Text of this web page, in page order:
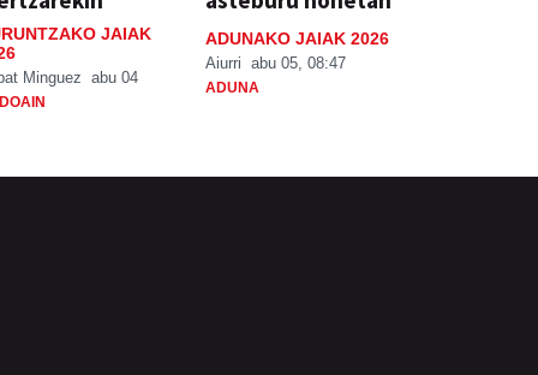
JAIAK
Minguez abu 04
ADUNAKO JAIAK 2026
Aiurri abu 05, 08:47
ADUNA